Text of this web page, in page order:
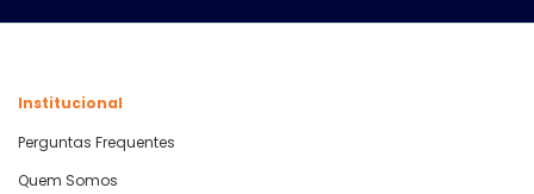
Institucional
Perguntas Frequentes
Quem Somos